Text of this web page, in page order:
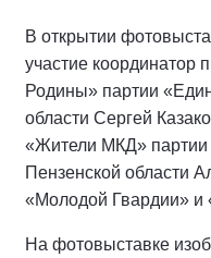
В открытии
участие координатор
Родины» партии
области Сергей
«Жители МКД» партии
Пензенской области
«Молодой Гвардии» и
На фотовыставке